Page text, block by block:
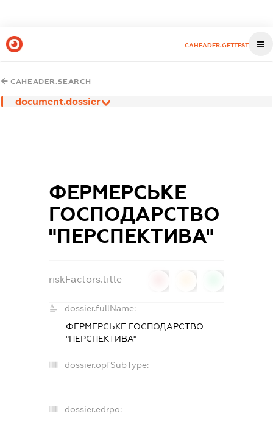
CAHEADER.GETTEST
CAHEADER.SEARCH
document.dossier
ФЕРМЕРСЬКЕ
ГОСПОДАРСТВО
"ПЕРСПЕКТИВА"
riskFactors.title
dossier.fullName:
ФЕРМЕРСЬКЕ ГОСПОДАРСТВО
"ПЕРСПЕКТИВА"
dossier.opfSubType:
-
dossier.edrpo: